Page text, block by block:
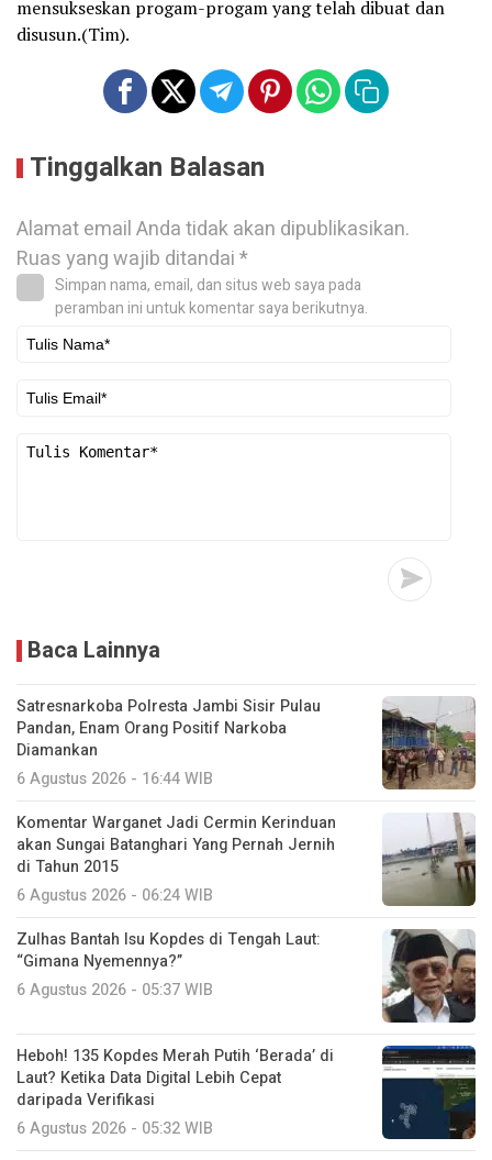
mensukseskan progam-progam yang telah dibuat dan
disusun.(Tim).
Tinggalkan Balasan
Alamat email Anda tidak akan dipublikasikan.
Ruas yang wajib ditandai*
Simpan nama, email, dan situs web saya pada
peramban ini untuk komentar saya berikutnya.
Baca Lainnya
Satresnarkoba Polresta Jambi Sisir Pulau
Pandan, Enam Orang Positif Narkoba
Diamankan
6 Agustus 2026 - 16:44 WIB
Komentar Warganet Jadi Cermin Kerinduan
akan Sungai Batanghari Yang Pernah Jernih
di Tahun 2015
6 Agustus 2026 - 06:24 WIB
Zulhas Bantah Isu Kopdes di Tengah Laut:
“Gimana Nyemennya?”
6 Agustus 2026 - 05:37 WIB
Heboh! 135 Kopdes Merah Putih ‘Berada’ di
Laut? Ketika Data Digital Lebih Cepat
daripada Verifikasi
6 Agustus 2026 - 05:32 WIB